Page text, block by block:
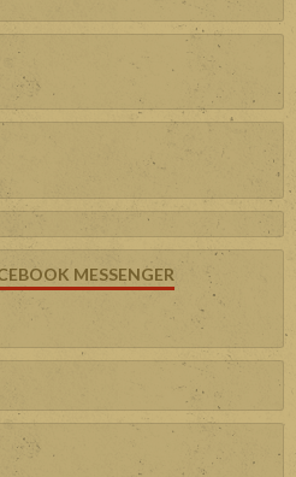
MESSENGER